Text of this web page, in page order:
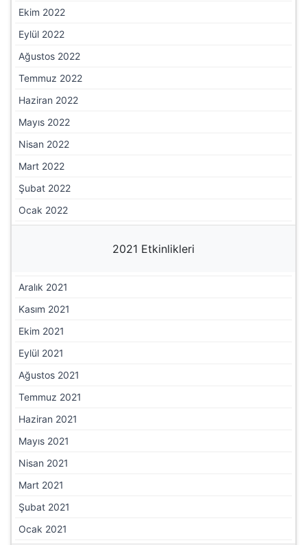
Ekim 2022
Eylül 2022
Ağustos 2022
Temmuz 2022
Haziran 2022
Mayıs 2022
Nisan 2022
Mart 2022
Şubat 2022
Ocak 2022
2021 Etkinlikleri
Aralık 2021
Kasım 2021
Ekim 2021
Eylül 2021
Ağustos 2021
Temmuz 2021
Haziran 2021
Mayıs 2021
Nisan 2021
Mart 2021
Şubat 2021
Ocak 2021